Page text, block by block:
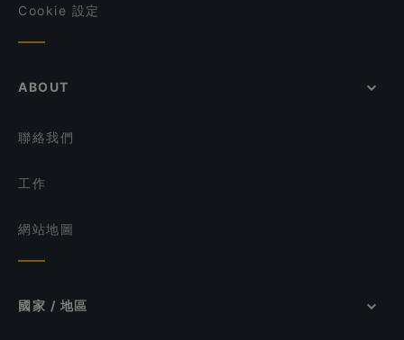
Cookie 設定
ABOUT
聯絡我們
工作
網站地圖
國家 / 地區